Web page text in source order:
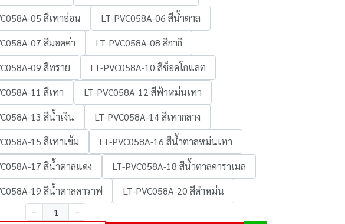
05 สีเทาอ่อน
LT-PVC058A-06 สีน้ำตาล
07 สีมอคค่า
LT-PVC058A-08 สีกากี
09 สีทราย
LT-PVC058A-10 สีช็อคโกแลต
11 สีเทา
LT-PVC058A-12 สีฟ้าหม่นเทา
13 สีน้ำเงิน
LT-PVC058A-14 สีเทากลาง
15 สีเทาเข้ม
LT-PVC058A-16 สีน้ำตาลหม่นเทา
17 สีน้ำตาลแดง
LT-PVC058A-18 สีน้ำตาลคาราเมล
19 สีน้ำตาลคาราฟ
LT-PVC058A-20 สีดำหม่น